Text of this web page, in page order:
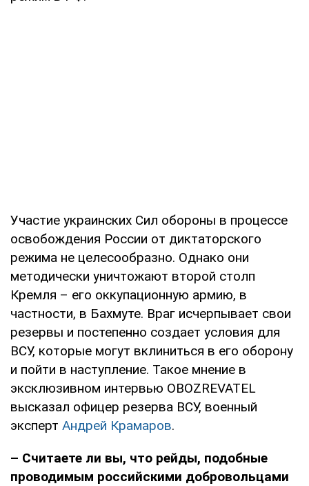
Участие украинских Сил обороны в процессе
освобождения России от диктаторского
режима не целесообразно. Однако они
методически уничтожают второй столп
Кремля – его оккупационную армию, в
частности, в Бахмуте. Враг исчерпывает свои
резервы и постепенно создает условия для
ВСУ, которые могут вклиниться в его оборону
и пойти в наступление. Такое мнение в
эксклюзивном интервью OBOZREVATEL
высказал офицер резерва ВСУ, военный
эксперт Андрей Крамаров.
– Считаете ли вы, что рейды, подобные
проводимым российскими добровольцами